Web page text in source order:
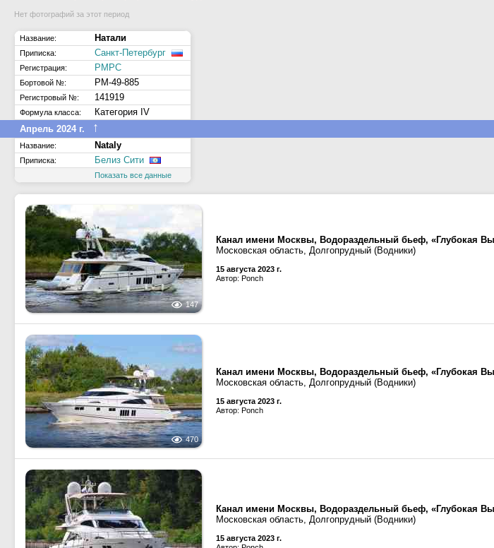
Нет фотографий за этот период
Название: Натали
Приписка: Санкт-Петербург
Регистрация: РМРС
Бортовой №: РМ-49-885
Регистровый №: 141919
Формула класса:
Категория IV
Апрель 2024 г. ↑
Название: Nataly
Приписка: Белиз Сити
Показать все данные
147
Канал имени Москвы, Водораздельный бьеф, «Глубокая
Московская область, Долгопрудный (Водники)
15 августа 2023 г.
Автор: Ponch
470
Канал имени Москвы, Водораздельный бьеф, «Глубокая
Московская область, Долгопрудный (Водники)
15 августа 2023 г.
Автор: Ponch
Канал имени Москвы, Водораздельный бьеф, «Глубокая
Московская область, Долгопрудный (Водники)
15 августа 2023 г.